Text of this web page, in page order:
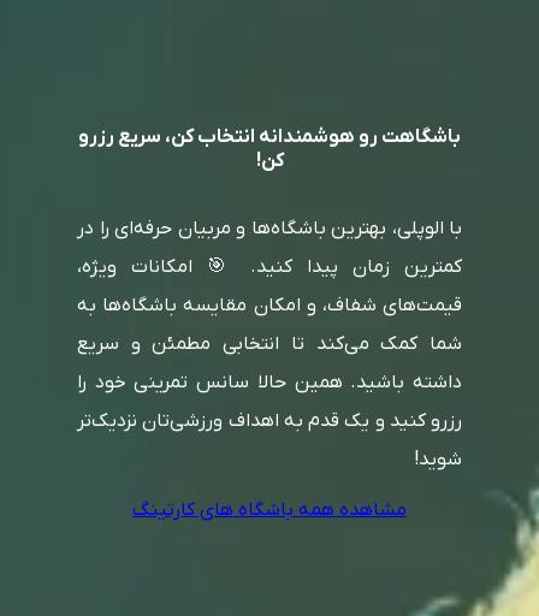
باشگاهت رو هوشمندانه انتخاب کن، سریع رزرو
کن!
با الوپلی، بهترین باشگاه‌ها و مربیان حرفه‌ای را در
کمترین زمان پیدا کنید. 🎯 امکانات ویژه،
قیمت‌های شفاف، و امکان مقایسه باشگاه‌ها به
شما کمک می‌کند تا انتخابی مطمئن و سریع
داشته باشید. همین حالا سانس تمرینی خود را
رزرو کنید و یک قدم به اهداف ورزشی‌تان نزدیک‌تر
شوید!
مشاهده همه باشگاه های کارتینگ
سوالات متداول